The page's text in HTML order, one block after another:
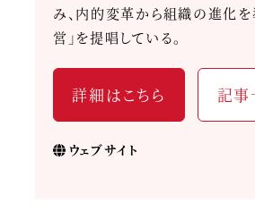
み、内的変革から組織の進化を
営」を提唱している。
詳細はこちら 記事
ウェブサイト